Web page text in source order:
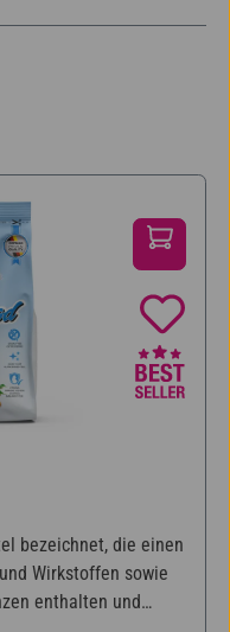
von 5 Sternen
bezeichnet, die einen
Wirkstoffen sowie
enthalten und